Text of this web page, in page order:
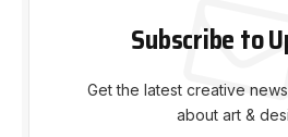
Subscribe to
Get the latest creative
about art &